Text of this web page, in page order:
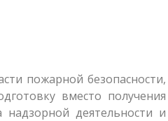
пожарной безопасности,
вместо получения
деятельности и